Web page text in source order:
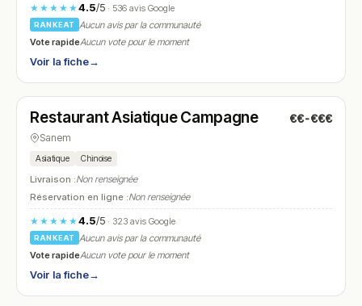
★★★★★4.5/5· 536 avis Google
RANKEAT
Aucun avis par la communauté
Vote rapideAucun vote pour le moment
Voir la fiche→
N° 12
Restaurant Asiatique Campagne €€-€€€
Sanem
Asiatique Chinoise
Livraison :Non renseignée
Réservation en ligne :Non renseignée
★★★★★4.5/5· 323 avis Google
RANKEAT
Aucun avis par la communauté
Vote rapideAucun vote pour le moment
Voir la fiche→